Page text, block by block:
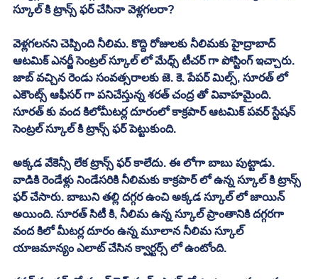
స్కూల్ కి ట్రాన్స్ ఫర్ చేసినా వెళ్లగలరా?
వెళ్లగలనని చెప్పింది నీలిమ. కొద్ది రోజులకు నీలిమకు హైద్రాబాద్
ఆటమిక్ ఎనర్జీ సెంట్రల్ స్కూల్ లో మేధ్స్ టీచర్ గా పోస్టింగ్ ఇచ్చారు.
జాబ్ వచ్చిన రెండు సంవత్సరాలకు జె. కె. పేపర్ మిల్స్, సూరత్ లో
ఎకౌంట్స్ ఆఫీసర్ గా పనిచేస్తున్న శరత్ చంద్ర తో వివాహమైంది.
సూరత్ కు వంద కిలోమీటర్ల దూరంలో కాక్రపార్ ఆటమిక్ పవర్ స్టేషన్
సెంట్రల్ స్కూల్ కి ట్రాన్స్ ఫర్ పెట్టుకుంది.
అక్కడ వేకెన్సీ లేక ట్రాన్స్ ఫర్ కాలేదు. ఈ లోగా బాబు పుట్టాడు.
వాడికి రెండేళ్లు నిండేసరికి నీలిమకు కాక్రపార్ లో ఉన్న స్కూల్ కి ట్రాన్స్
ఫర్ చేసారు. బాబుని తల్లి దగ్గర ఉంచి అక్కడ స్కూల్ లో జాయిన్
అయింది. సూరత్ సిటీ కి, నీలిమ ఉన్న స్కూల్ ప్రాంతానికి దగ్గరగా
వంద కిలో మీటర్ల దూరం ఉన్న మూలాన నీలిమ స్కూల్
యాజమాన్యం ఎలాట్ చేసిన క్వార్టర్స్ లో ఉంటోంది.